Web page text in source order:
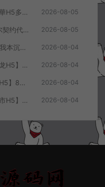
三网H5宫斗养成游戏【盛世芳華H5多区跨服代金券内购优化版】8月最新整理Linux手工服务端+CDK授权后台+全资源安卓+详细搭建教程+视频教程 2026-08-05
AFK卡牌即时对战手游【加德尔契约代金券内购修复版】8月最新整理Linux手工服务端+前后端全套源码+CDK授权后台+安卓苹果双端+详细搭建教程+视频教程 2026-08-05
RED三端引擎传奇手游【2003我本沉默三职业】8月最新整理Win一键服务端+PC安卓+详细搭建教程 2026-08-04
三网H5格斗游戏【热血校园威龙H5】8月最新整理Linux手工服务端+Win一键服务端+解压即玩+简易安卓客户端+详细搭建教程 2026-08-04
三网H5射击游戏【战场小指挥H5】8月最新整理Linux手工服务端+Win一键服务端+解压即玩+简易安卓客户端+详细搭建教程 2026-08-04
三网H5模拟经营游戏【猴子集市H5】8月最新整理Linux手工服务端+Win一键服务端+解压即玩+简易安卓客户端+详细搭建教程 2026-08-04